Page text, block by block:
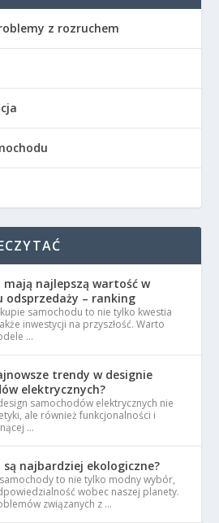
z rozruchem
mają najlepszą wartość w
odsprzedaży – ranking
samochodu to nie tylko kwestia
inwestycji na przyszłość. Warto
…
trendy w designie
elektrycznych?
samochodów elektrycznych nie
ale również funkcjonalności i
…
są najbardziej ekologiczne?
to nie tylko modny wybór,
wobec naszej planety.
związanych z …